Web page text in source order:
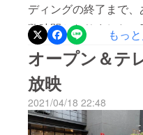
ディングの終了まで、
数時間となりました！
いただいた皆様、本当
りがとうございました
りわずかですが、まだ
けてできていない方へ
していただけるとうれ
もっ
オープン＆テ
放映
2021/04/18 22:48